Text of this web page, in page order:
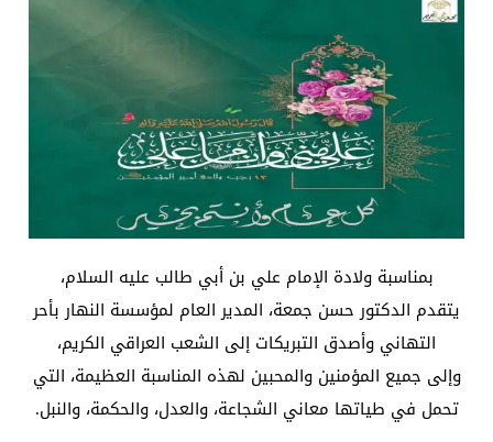
نفوق جماعي”.. تحذير من كارثة بيئية تهدد أهوار
بمناسبة ولادة الإمام علي بن أبي طالب عليه السلام،
يتقدم الدكتور حسن جمعة، المدير العام لمؤسسة النهار بأحر
التهاني وأصدق التبريكات إلى الشعب العراقي الكريم،
وإلى جميع المؤمنين والمحبين لهذه المناسبة العظيمة، التي
تحمل في طياتها معاني الشجاعة، والعدل، والحكمة، والنبل.